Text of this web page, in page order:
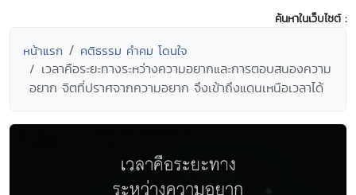
ค้นหาในเว็บไซต์ :
หน้าแรก คติธรรม คำคม โดนใจ
เวลาคือระยะทางระหว่างความอยากและการตอบสนองความ
อยาก จิตที่ปราศจากความอยาก จึงเข้าถึงแดนเหนือเวลาได้